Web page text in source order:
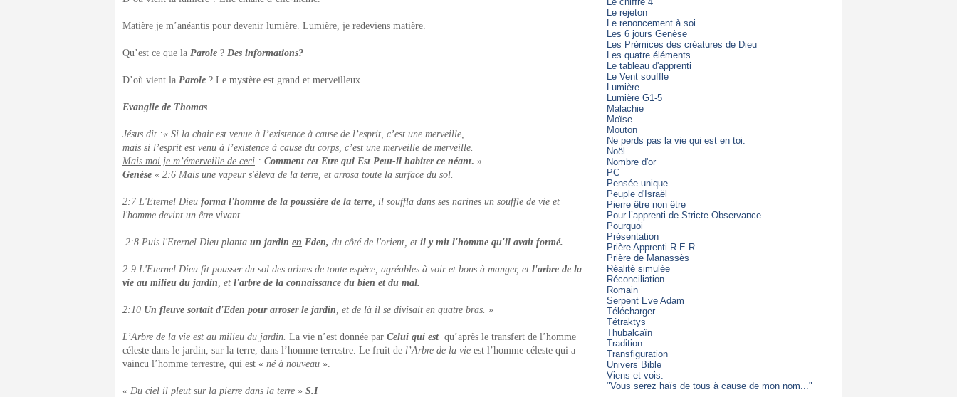
Matière je m’anéantis pour devenir lumière. Lumière, je redeviens matière.
Qu’est ce que la Parole ? Des informations?
D’où vient la Parole ? Le mystère est grand et merveilleux.
Evangile de Thomas
Jésus dit :« Si la chair est venue à l’existence à cause de l’esprit, c’est une merveille,
mais si l’esprit est venu à l’existence à cause du corps, c’est une merveille de merveille.
Mais moi je m’émerveille de ceci : Comment cet Etre qui Est Peut-il habiter ce néant. »
Genèse « 2:6 Mais une vapeur s'éleva de la terre, et arrosa toute la surface du sol.
2:7 L'Eternel Dieu forma l'homme de la poussière de la terre, il souffla dans ses narines un souffle de vie et
l'homme devint un être vivant.
2:8 Puis l'Eternel Dieu planta un jardin en Eden, du côté de l'orient, et il y mit l'homme qu'il avait formé.
2:9 L'Eternel Dieu fit pousser du sol des arbres de toute espèce, agréables à voir et bons à manger, et l'arbre de la
vie au milieu du jardin, et l'arbre de la connaissance du bien et du mal.
2:10 Un fleuve sortait d'Eden pour arroser le jardin, et de là il se divisait en quatre bras. »
L’Arbre de la vie est au milieu du jardin. La vie n’est donnée par Celui qui est qu’après le transfert de l’homme
céleste dans le jardin, sur la terre, dans l’homme terrestre. Le fruit de l’Arbre de la vie est l’homme céleste qui a
vaincu l’homme terrestre, qui est « né à nouveau ».
« Du ciel il pleut sur la pierre dans la terre » S.I
Le rejeton
Le renoncement à soi
Les 6 jours Genèse
Les Prémices des créatures de Dieu
Les quatre éléments
Le tableau d'apprenti
Le Vent souffle
Lumière
Lumière G1-5
Malachie
Moïse
Mouton
Ne perds pas la vie qui est en toi.
Noël
Nombre d'or
PC
Pensée unique
Peuple d'Israël
Pierre être non être
Pour l’apprenti de Stricte Observance
Pourquoi
Présentation
Prière Apprenti R.E.R
Prière de Manassès
Réalité simulée
Réconciliation
Romain
Serpent Eve Adam
Télécharger
Tétraktys
Thubalcaïn
Tradition
Transfiguration
Univers Bible
Viens et vois.
"Vous serez haïs de tous à cause de mon nom..."